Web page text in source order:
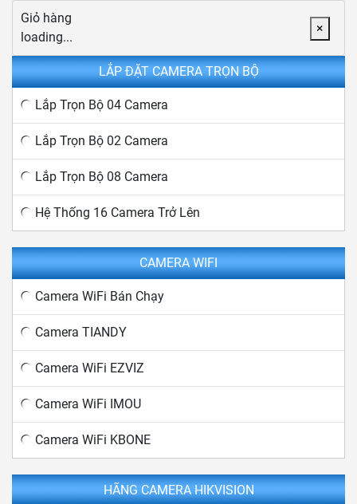
×
Giỏ hàng
loading...
LẮP ĐẶT CAMERA TRỌN BỘ
Lắp Trọn Bộ 04 Camera
Lắp Trọn Bộ 02 Camera
Lắp Trọn Bộ 08 Camera
Hệ Thống 16 Camera Trở Lên
CAMERA WIFI
Camera WiFi Bán Chạy
Camera TIANDY
Camera WiFi EZVIZ
Camera WiFi IMOU
Camera WiFi KBONE
HÃNG CAMERA HIKVISION